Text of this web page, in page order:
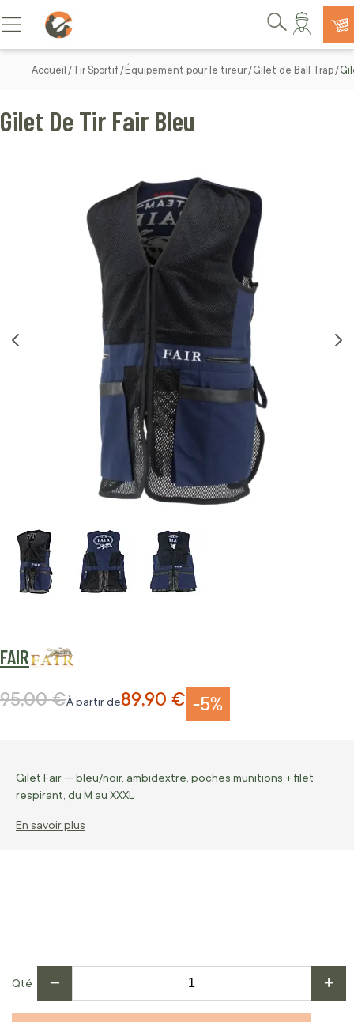
Allez au contenu
Basculer la navigation
Rechercher
Accueil Tir Sportif Équipement pour le tireur Gilet de Ball Trap
FAIR
Gilet De Tir Fair Bleu
-5%
À partir de89,90 €
Prix normal
95,00 €
Gilet Fair — bleu/noir, ambidextre, poches munitions + filet
respirant, du M au XXXL
En savoir plus
Qté − +